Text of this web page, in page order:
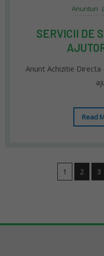
Anunturi
SERVICII DE
Anunt Achizitie Directa
Read
1 2 3